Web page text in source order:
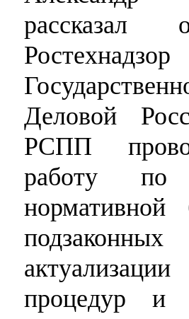
Деловой
РСПП
работу по
нормативной
процедур и